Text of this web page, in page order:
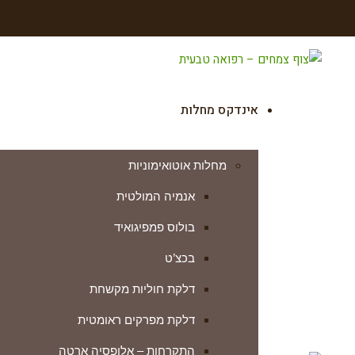
אינדקס מחלות
מחלות אוטואימוניות
אנמיה המולטית
בולוס פמפיגואיד
בכצ’ט
דלקת חוליות מקשחת
דלקת מפרקים ראומטית
התקרחות – אלופסיה ארטה